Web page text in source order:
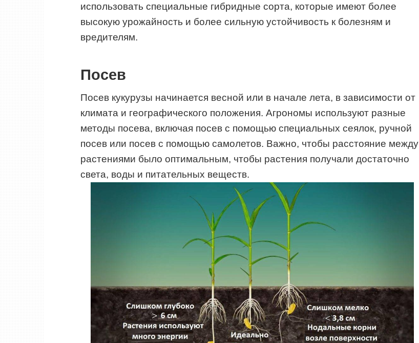
использовать специальные гибридные сорта, которые имеют более
высокую урожайность и более сильную устойчивость к болезням и
вредителям.
Посев
Посев кукурузы начинается весной или в начале лета, в зависимости от
климата и географического положения. Агрономы используют разные
методы посева, включая посев с помощью специальных сеялок, ручной
посев или посев с помощью самолетов. Важно, чтобы расстояние между
растениями было оптимальным, чтобы растения получали достаточно
света, воды и питательных веществ.